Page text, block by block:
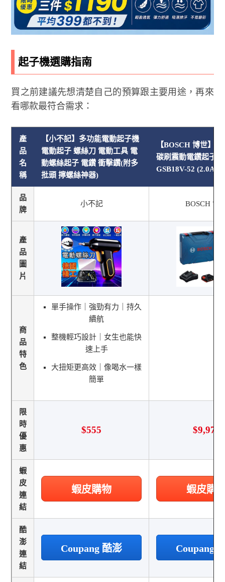
起子機選購指南
買之前建議先想清楚自己的預算跟主要用途，再來
看哪款最符合需求：
產
品
名
稱
【小不記】多功能電動起子機
電動起子 螺絲刀 電動工具 電
動螺絲起子 電鑽 衝擊鑽(附多
批頭 擰螺絲神器)
【BOSCH 博世】
碳刷震動電鑽起子
GSB18V-52
品
牌
小不記 BOSCH 博
產
品
圖
片
商
品
特
色
單手操作｜強勁有力｜持久
續航
整機輕巧設計｜女生也能快
速上手
大扭矩更高效｜像喝水一樣
簡單
限
時
優
惠
$555 $9,975
蝦
皮
連
結
蝦皮購物 蝦皮購
酷
澎
連
結
Coupang 酷澎 Coupang